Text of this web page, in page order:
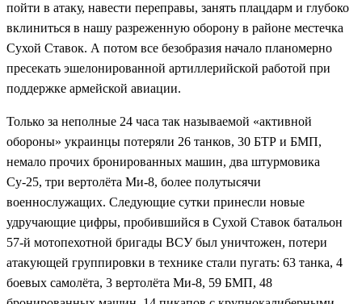
пойти в атаку, навести переправы, занять плацдарм и глубоко
вклиниться в нашу разреженную оборону в районе местечка
Сухой Ставок. А потом все безобразия начало планомерно
пресекать эшелонированной артиллерийской работой при
поддержке армейской авиации.
Только за неполные 24 часа так называемой «активной
обороны» украинцы потеряли 26 танков, 30 БТР и БМП,
немало прочих бронированных машин, два штурмовика
Су-25, три вертолёта Ми-8, более полутысячи
военнослужащих. Следующие сутки принесли новые
удручающие цифры, пробившийся в Сухой Ставок батальон
57-й мотопехотной бригады ВСУ был уничтожен, потери
атакующей группировки в технике стали пугать: 63 танка, 4
боевых самолёта, 3 вертолёта Ми-8, 59 БМП, 48